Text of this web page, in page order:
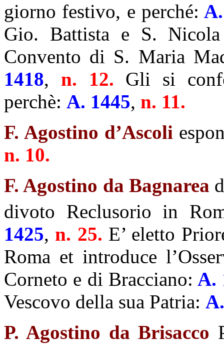
giorno festivo, e perché:
Gio. Battista e S. Nicola
Convento di S. Maria
1418, n. 12. Gli si
perchè: A. 1445, n. 11.
F. Agostino d’Ascoli
n. 10.
F. Agostino da Bagnarea
divoto Reclusorio in
1425, n. 25. E’ eletto
Roma et introduce
Corneto e di Bracciano: A.
Vescovo della sua Patria:
P. Agostino da Brisacco